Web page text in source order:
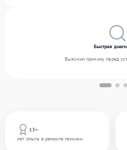
13+
лет опыта в ремонте техники
Быстрая
Выясним причину перед